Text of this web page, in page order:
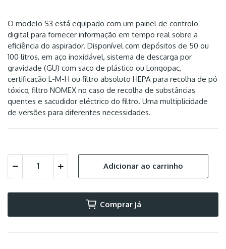
O modelo S3 está equipado com um painel de controlo
digital para fornecer informação em tempo real sobre a
eficiência do aspirador. Disponível com depósitos de 50 ou
100 litros, em aço inoxidável, sistema de descarga por
gravidade (GU) com saco de plástico ou Longopac,
certificação L-M-H ou filtro absoluto HEPA para recolha de pó
tóxico, filtro NOMEX no caso de recolha de substâncias
quentes e sacudidor eléctrico do filtro. Uma multiplicidade
de versões para diferentes necessidades.
Adicionar ao carrinho
Comprar já